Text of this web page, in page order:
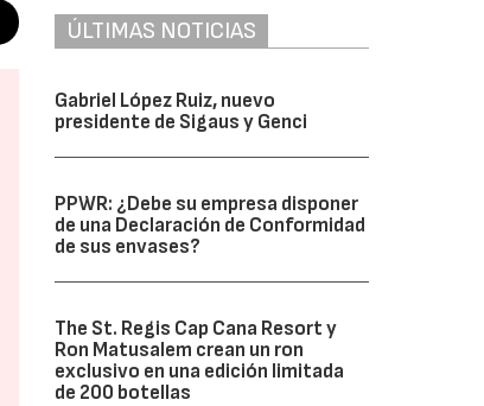
ÚLTIMAS NOTICIAS
Gabriel López Ruiz, nuevo
presidente de Sigaus y Genci
PPWR: ¿Debe su empresa disponer
de una Declaración de Conformidad
de sus envases?
The St. Regis Cap Cana Resort y
Ron Matusalem crean un ron
exclusivo en una edición limitada
de 200 botellas